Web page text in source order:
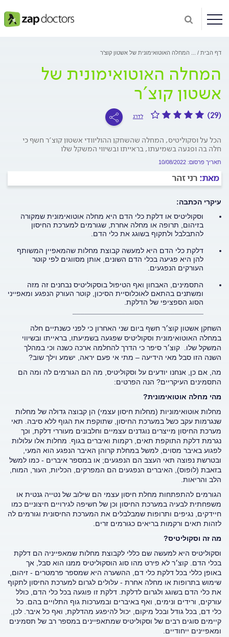
דף הבית המחלה האוטואימונית של אשטון קוצ'ר
המחלה האוטואימונית של
אשטון קוצ'ר
(29) לדרג
הכל על וסקוליטיס, המחלה שהשחקן ההוליוודי אשטון קוצ׳ר חשף כי
חלה בה ופגעה בשמיעתו, בראייתו ובשיווי המשקל שלו
תאריך פרסום: 10/08/2022
מאת: רני זהר
עיקרי הכתבה:
וסקוליטיס או דלקת כלי הדם היא מחלה אוטואימונית שמקורה
בזיהום, תרופה או מחלה אחרת, שגורמים למערכת החיסון
להתבלבל ולתקוף בשוגג את כלי הדם.
דלקת כלי הדם היא למעשה קבוצת מחלות שהמאפיין המשותף
להן היא פגיעה בכלי הדם השונים, אותן מסווגים לפי קוטר
העורקים הנפגעים.
התסמינים, האבחון ואף הטיפול בוסקוליטיס נבחנים זה מזה
ומשתנים בהתאם לאוכלוסיית הסיכון, קוטר העורק הנפגע ומאפייני
הסוג הספציפי של הדלקת.
השחקן אשטון קוצ׳ר חשף ביום שני האחרון כי לפני כשנתיים חלה
במחלה האוטואימונית וסקוליטיס שפגעה בשמיעתו, בראייתו ובשיווי
המשקל שלו. קוצ׳ר סיפר כי הדרך להחלמה ארכה כשנה וכי במהלך
השנה הזו סבל מאי הידיעה – מתי אי פעם יראה, ישמע וילך שוב?
מה, אם כן, אנחנו יודעים על וסקוליטיס, מה הם הגורמים לה ומה הם
התסמינים העיקריים? הנה הפרטים:
מהי מחלה אוטואימונית?
מחלות אוטואימוניות (מחלות חיסון עצמי) הן קבוצה גדולה של מחלות
שנגרמות עקב כשל במערכת החיסון, שתוקפת את הגוף ללא סיבה. תאי
מערכת החיסון מייצרים נוגדנים עצמיים וחלבונים מעוררי דלקת, וכך
נגרמת דלקת התוקפת תאים, רקמות ואיברים בגוף. מחלות אלו עלולות
לפגוע באיבר מסוים, למשל במחלת קרוהן האיבר הנפגע הוא המעי,
ובטרשת נפוצה תאי העצב הם הנפגעים; או במספר איברים - כמו למשל
בזאבת (לופוס), האיברים הנפגעים הם המפרקים, הכליות, העור, המוח,
הלב והריאות.
הגורמים להתפתחות מחלת חיסון עצמי הם שילוב של נטייה גנטית או
משפחתית לבעיה במערכת החיסון וכן של חשיפה לגירויים חיצוניים כמו
חיידקים, נגיפים ותרופות שמבלבלים את המערכת החיסונית וגורמים לה
לזהות תאים ורקמות בריאים כגורמים זרים.
מה זה וסקוליטיס?
וסקוליטיס היא למעשה שם כללי לקבוצת מחלות שמאפייניה הם דלקת
בכלי הדם. קוצ׳ר לא פירט מהו סוג הוסקוליטיס ממנו הוא סבל, אך
באופן כללי בכל דלקת כלי דם, ההשערה היא שמספר פרמטרים - זיהום,
שימוש בתרופות או מחלה אחרת - עלולים לגרום למערכת החיסון לתקוף
את כלי הדם בשוגג ולגרום לדלקת. דלקת זו פוגעה בכל כלי הדם, כולל
עורקים, ורידים ונימים, ואף באיברים ובמערכות גוף התלויים בהם. כל
כלי דם, בכל גודל ובכל מיקום, יכול להיפגע מהדלקת, ואף כל איבר. לכן,
קיימים סוגים רבים של וסקוליטיס שמתאפיינים במספר רב של תסמינים
ומאפיינים ייחודיים.